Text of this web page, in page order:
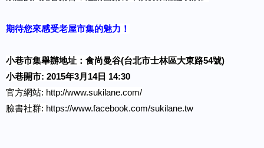
期待您來感受老屋市集的魅力！
小巷市集舉辦地址：食尚曼谷(台北市士林區大東路54號)
小巷開市: 2015年3月14日 14:30
官方網站: http://www.sukilane.com/
臉書社群: https://www.facebook.com/sukilane.tw